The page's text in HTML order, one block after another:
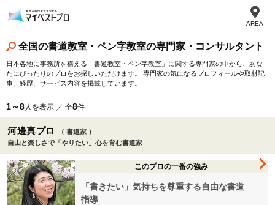
AREA
全国の書道教室・ペン字教室の専門家・コンサルタント
日本各地に事務所を構える「書道教室・ペン字教室」に関する専門家の中から、あな
たにぴったりのプロをお探しいただけます。 専門家の気になるプロフィールや取材記
事、経歴、サービス内容を掲載しています。
1～8人を表示 ／ 全8件
河邊真プロ
（ 書道家 ）
自由と楽しさで「やりたい」心を育む書道家
このプロの一番の強み
「書きたい」気持ちを尊重する自由な書道
指導